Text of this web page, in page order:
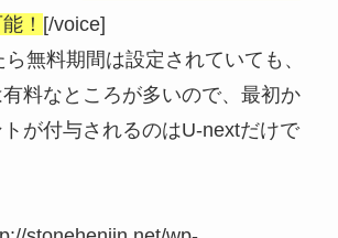
！ [/voice]
無料期間は設定されていても、
料なところが多いので、最初か
が付与されるのはU-nextだけで